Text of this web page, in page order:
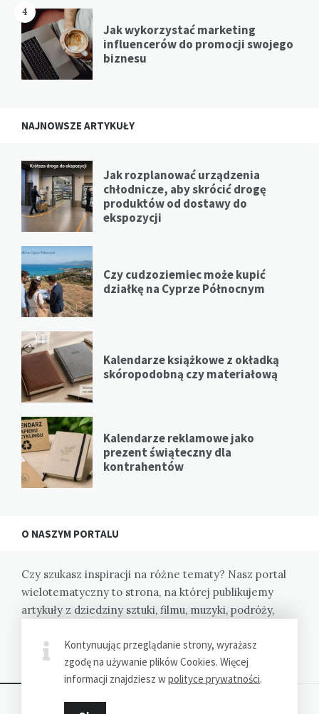
4
Jak wykorzystać marketing
influencerów do promocji swojego
biznesu
NAJNOWSZE ARTYKUŁY
Jak rozplanować urządzenia
chłodnicze, aby skrócić drogę
produktów od dostawy do
ekspozycji
Czy cudzoziemiec może kupić
działkę na Cyprze Północnym
Kalendarze książkowe z okładką
skóropodobną czy materiałową
Kalendarze reklamowe jako
prezent świąteczny dla
kontrahentów
O NASZYM PORTALU
Czy szukasz inspiracji na różne tematy? Nasz portal
wielotematyczny to strona, na której publikujemy
artykuły z dziedziny sztuki, filmu, muzyki, podróży,
pasje i zainspirujesz się do działania.
Kontynuując przeglądanie strony, wyrażasz
zgodę na używanie plików Cookies. Więcej
informacji znajdziesz wpolityce prywatności.